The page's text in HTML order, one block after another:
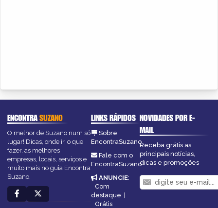
ENCONTRASUZANO
O melhor de Suzano num só
lugar! Dicas, onde ir, o que
fazer, as melhores
empresas, locais, serviços e
muito mais no guia Encontra
Suzano.
LINKS RÁPIDOS
Sobre
EncontraSuzano
Fale com o
EncontraSuzano
ANUNCIE:
Com
destaque |
Grátis
NOVIDADES POR E-
MAIL
Receba grátis as
principais notícias,
dicas e promoções